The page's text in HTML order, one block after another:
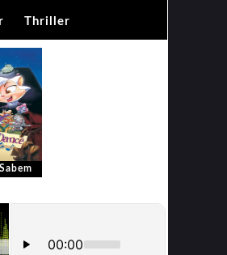
Thriller